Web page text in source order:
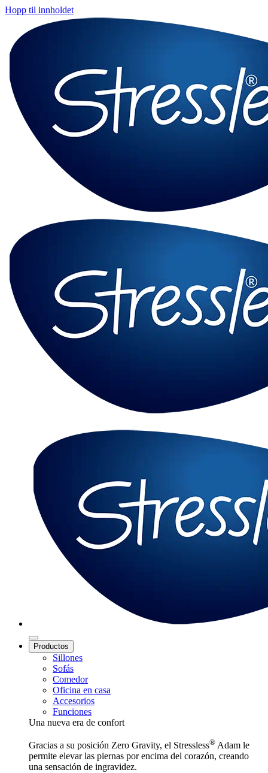
Hopp til innholdet
Productos
Sillones
Sofás
Comedor
Oficina en casa
Accesorios
Funciones
Una nueva era de confort
Gracias a su posición Zero Gravity, el Stressless® Adam le
permite elevar las piernas por encima del corazón, creando
una sensación de ingravidez.